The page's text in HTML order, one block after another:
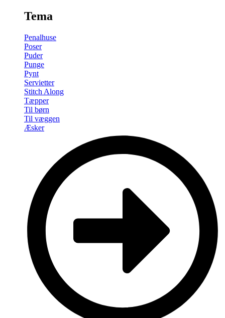
Tema
Penalhuse
Poser
Puder
Punge
Pynt
Servietter
Stitch Along
Tæpper
Til børn
Til væggen
Æsker